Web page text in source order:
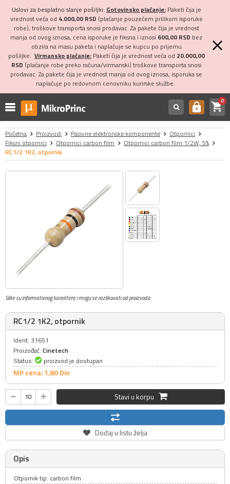
Uslovi za besplatno slanje pošiljki: Gotovinsko plaćanje:Paketi čija je
vrednost veća od 4.000,00 RSD (plaćanje pouzećem prilikom isporuke
robe), troškove transporta snosi prodavac. Za pakete čija je vrednost
manja od ovog iznosa, cena isporuke je fiksna i iznosi 600,00 RSD bez
obzira na masu paketa i naplaćuje se kupcu po prijemu
pošiljke. Virmansko plaćanje:Paketi čija je vrednost veća od 20.000,00
RSD (plaćanje robe preko računa/virmanski) troškove transporta snosi
prodavac. Za pakete čija je vrednost manja od ovog iznosa, isporuka se
naplaćuje po redovnom cenovniku kurirske službe.
https shopping_cart0
Početna Proizvodi Pasivne elektronske komponente
Otpornici
Fiksni otpornici
Otpornici carbon film
Otpornici carbon film 1/2W, 5%
RC1/2 1K2, otpornik
Slike su informativnog karaktera i mogu se razlikovati od proizvoda
RC1/2 1K2, otpornik
Ident: 31651
Proizođač: Cinetech
Status:
proizvod je dostupan
MP cena: 1,80Din
Stavi u korpu
Dodaj u listu želja
Opis
Otpornik tip: carbon film